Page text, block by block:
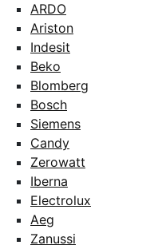
ARDO
Ariston
Indesit
Beko
Blomberg
Bosch
Siemens
Candy
Zerowatt
Iberna
Electrolux
Aeg
Zanussi